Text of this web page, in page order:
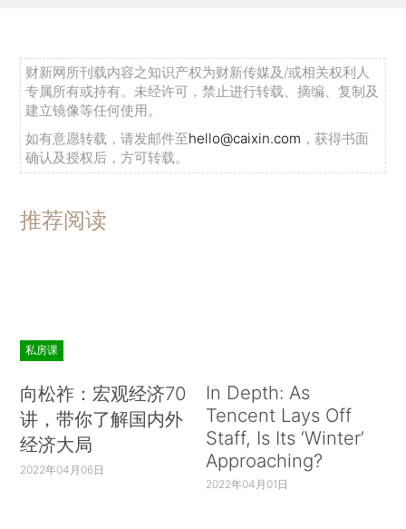
财新网所刊载内容之知识产权为财新传媒及/或相关权利人
专属所有或持有。未经许可，禁止进行转载、摘编、复制及
建立镜像等任何使用。
如有意愿转载，请发邮件至hello@caixin.com ，获得书面
确认及授权后，方可转载。
推荐阅读
私房课
向松祚：宏观经济70
讲，带你了解国内外
经济大局
2022年04月06日
In Depth: As
Tencent Lays Off
Staff, Is Its ‘Winter’
Approaching?
2022年04月01日